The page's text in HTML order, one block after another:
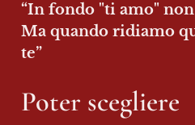
“In fondo "ti amo"
Ma quando ridiamo
te”
Poter scegliere